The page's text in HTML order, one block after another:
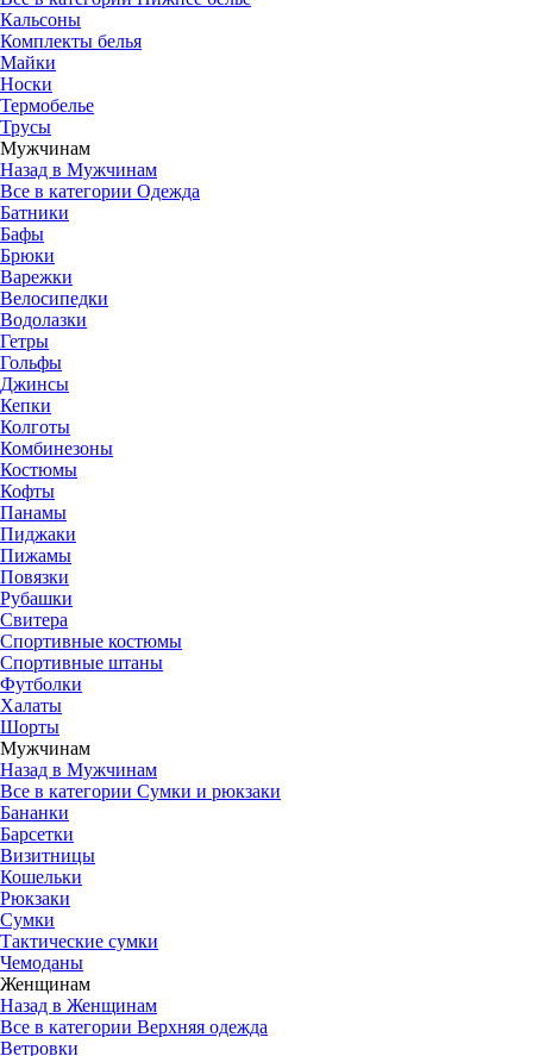
Кальсоны
Комплекты белья
Майки
Носки
Термобелье
Трусы
Мужчинам
Назад в Мужчинам
Все в категории Одежда
Батники
Бафы
Брюки
Варежки
Велосипедки
Водолазки
Гетры
Гольфы
Джинсы
Кепки
Колготы
Комбинезоны
Костюмы
Кофты
Панамы
Пиджаки
Пижамы
Повязки
Рубашки
Свитера
Спортивные костюмы
Спортивные штаны
Футболки
Халаты
Шорты
Мужчинам
Назад в Мужчинам
Все в категории Сумки и рюкзаки
Бананки
Барсетки
Визитницы
Кошельки
Рюкзаки
Сумки
Тактические сумки
Чемоданы
Женщинам
Назад в Женщинам
Все в категории Верхняя одежда
Ветровки